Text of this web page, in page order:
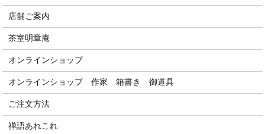
店舗ご案内
茶室明章庵
オンラインショップ
オンラインショップ 作家 箱書き 御道具
ご注文方法
禅語あれこれ